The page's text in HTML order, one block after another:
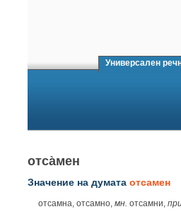
Универсален
отса̀мен
Значение на думата отсамен
отсамна, отсамно, мн. отсамни,